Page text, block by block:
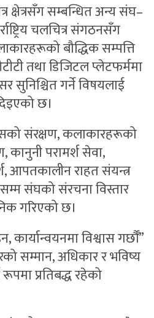
क्षेत्रसँग सम्बन्धित अन्य संघ–
चलचित्र संगठनसँग
बौद्धिक सम्पत्ति
तथा डिजिटल प्लेटफर्ममा
गर्ने विषयलाई
छ।
संरक्षण, कलाकारहरूको
कानुनी परामर्श सेवा,
आपतकालीन राहत संयन्त्र
संघको संरचना विस्तार
गरिएको छ।
कार्यान्वयनमा विश्वास गर्छौँ”
सम्मान, अधिकार र भविष्य
रूपमा प्रतिबद्ध रहेको